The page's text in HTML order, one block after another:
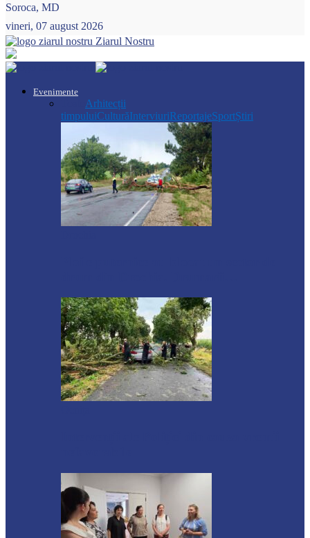
Soroca, MD
vineri, 07 august 2026
Ziarul Nostru
Evenimente
Arhitecții
timpuluiCulturăInterviuriReportajeSportȘtiri